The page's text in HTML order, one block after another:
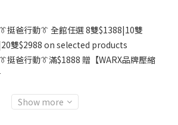
👔挺爸行動👔 全館任選 8雙$1388|10雙
雙$2988 on selected products
👔挺爸行動👔滿$1888 贈【WARX品牌壓縮
Show more